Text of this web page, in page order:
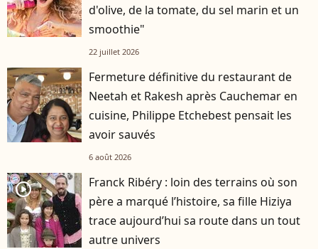
d'olive, de la tomate, du sel marin et un
smoothie"
22 juillet 2026
Fermeture définitive du restaurant de
Neetah et Rakesh après Cauchemar en
cuisine, Philippe Etchebest pensait les
avoir sauvés
6 août 2026
player2
Franck Ribéry : loin des terrains où son
père a marqué l’histoire, sa fille Hiziya
trace aujourd’hui sa route dans un tout
autre univers